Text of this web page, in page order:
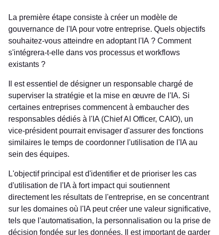
La première étape consiste à créer un modèle de
gouvernance de l'IA pour votre entreprise. Quels objectifs
souhaitez-vous atteindre en adoptant l'IA ? Comment
s'intégrera-t-elle dans vos processus et workflows
existants ?
Il est essentiel de désigner un responsable chargé de
superviser la stratégie et la mise en œuvre de l'IA. Si
certaines entreprises commencent à embaucher des
responsables dédiés à l'IA (Chief AI Officer, CAIO), un
vice-président pourrait envisager d'assurer des fonctions
similaires le temps de coordonner l'utilisation de l'IA au
sein des équipes.
L'objectif principal est d'identifier et de prioriser les cas
d'utilisation de l'IA à fort impact qui soutiennent
directement les résultats de l'entreprise, en se concentrant
sur les domaines où l'IA peut créer une valeur significative,
tels que l'automatisation, la personnalisation ou la prise de
décision fondée sur les données. Il est important de garder